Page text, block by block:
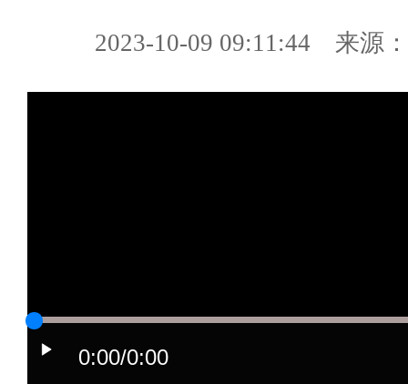
2023-10-09 09:11:44 来源
0:00/0:00